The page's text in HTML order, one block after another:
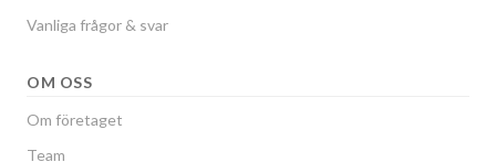
Vanliga frågor & svar
OM OSS
Om företaget
Team